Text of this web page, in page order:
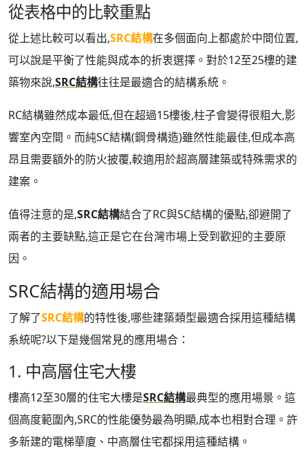
從表格中的比較重點
從上述比較可以看出,SRC結構在多個面向上都處於中間位置,
可以說是平衡了性能與成本的折衷選擇。對於12至25樓的建
築物來說,SRC結構往往是最適合的結構系統。
RC結構雖然成本最低,但在超過15樓後,柱子會變得很粗大,影
響室內空間。而純SC結構(鋼骨構造)雖然性能最佳,但成本高
昂且需要額外的防火披覆,較適用於超高層建築或特殊需求的
建案。
值得注意的是,SRC結構結合了RC與SC結構的優點,卻避開了
兩者的主要缺點,這正是它在台灣市場上受到歡迎的主要原
因。
SRC結構的適用場合
了解了SRC結構的特性後,哪些建築類型最適合採用這種結構
系統呢?以下是幾個常見的應用場合：
1. 中高層住宅大樓
樓高12至30層的住宅大樓是SRC結構最典型的應用場景。這
個高度範圍內,SRC的性能優勢最為明顯,成本也相對合理。許
多新建的電梯華廈、中高層住宅都採用這種結構。